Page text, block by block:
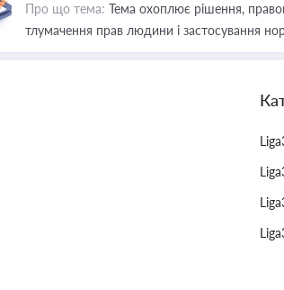
Про що тема: Тема охоплює рішення,
тлумачення прав людини і застосування